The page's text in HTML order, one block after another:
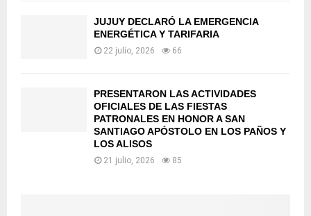
JUJUY DECLARÓ LA EMERGENCIA
ENERGÉTICA Y TARIFARIA
22 julio, 2026 66
PRESENTARON LAS ACTIVIDADES
OFICIALES DE LAS FIESTAS
PATRONALES EN HONOR A SAN
SANTIAGO APÓSTOLO EN LOS PAÑOS Y
LOS ALISOS
21 julio, 2026 85